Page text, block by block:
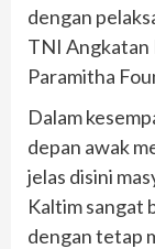
dengan
TNI Angkatan
Paramitha
Dalam
depan awak
jelas disini
Kaltim sangat
dengan tetap